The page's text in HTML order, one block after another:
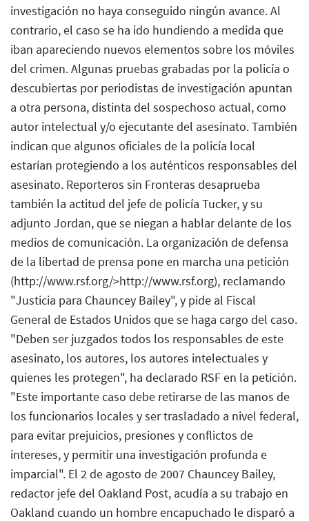
investigación no haya conseguido ningún avance. Al
contrario, el caso se ha ido hundiendo a medida que
iban apareciendo nuevos elementos sobre los móviles
del crimen. Algunas pruebas grabadas por la policía o
descubiertas por periodistas de investigación apuntan
a otra persona, distinta del sospechoso actual, como
autor intelectual y/o ejecutante del asesinato. También
indican que algunos oficiales de la policía local
estarían protegiendo a los auténticos responsables del
asesinato. Reporteros sin Fronteras desaprueba
también la actitud del jefe de policía Tucker, y su
adjunto Jordan, que se niegan a hablar delante de los
medios de comunicación. La organización de defensa
de la libertad de prensa pone en marcha una petición
(http://www.rsf.org/>http://www.rsf.org), reclamando
"Justicia para Chauncey Bailey", y pide al Fiscal
General de Estados Unidos que se haga cargo del caso.
"Deben ser juzgados todos los responsables de este
asesinato, los autores, los autores intelectuales y
quienes les protegen", ha declarado RSF en la petición.
"Este importante caso debe retirarse de las manos de
los funcionarios locales y ser trasladado a nivel federal,
para evitar prejuicios, presiones y conflictos de
intereses, y permitir una investigación profunda e
imparcial". El 2 de agosto de 2007 Chauncey Bailey,
redactor jefe del Oakland Post, acudía a su trabajo en
Oakland cuando un hombre encapuchado le disparó a